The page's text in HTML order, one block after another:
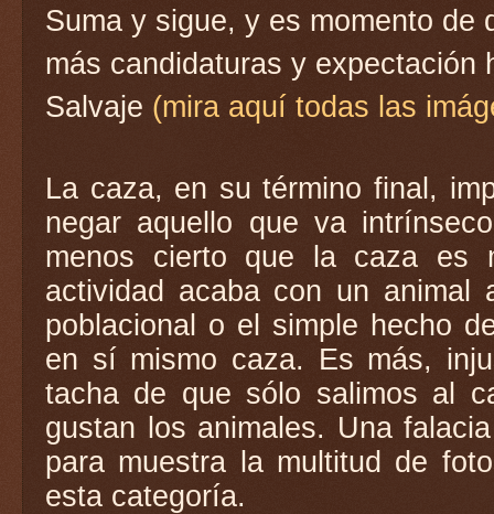
Suma y sigue, y es momento de
más candidaturas y expectación
Salvaje (mira aquí todas las
La caza, en su término final,
negar aquello que va
menos cierto que la caza es
actividad acaba con un animal
poblacional o el simple hecho
en sí mismo caza. Es más,
tacha de que sólo salimos al
gustan los animales. Una
para muestra la multitud de
esta categoría.